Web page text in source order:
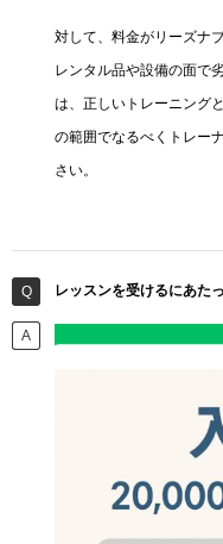
対して、料金がリーズナ
レンタル品や設備の面で
は、正しいトレーニング
の範囲でなるべくトレー
さい。
レッスンを受けるにあた